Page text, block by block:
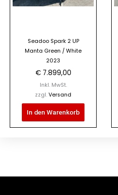
Seadoo Spark 2 UP
Manta Green / White
2023
€7.899,00
Inkl. MwSt.
zzgl. Versand
In den Warenkorb